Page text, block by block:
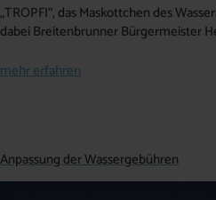
„TROPFI“, das Maskottchen des
dabei Breitenbrunner Bürgermeister
mehr erfahren
Anpassung der Wassergebühren